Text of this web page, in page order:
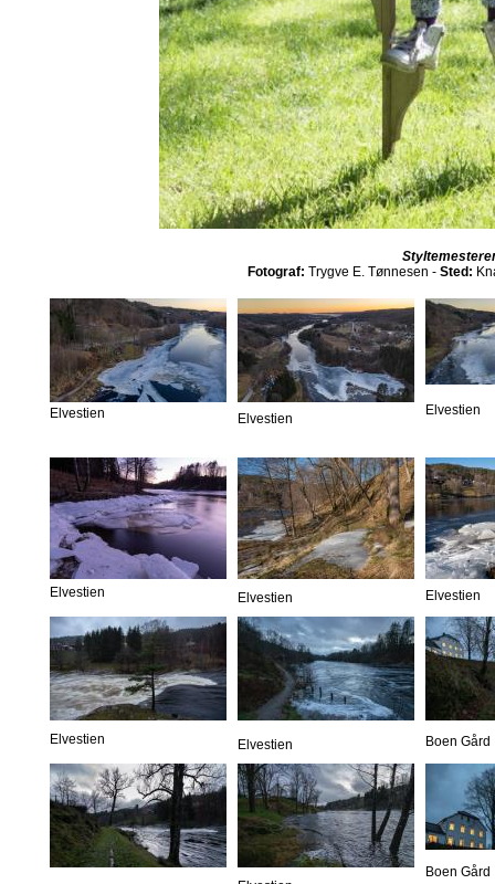
Fotograf: Trygve E. Tønnesen - Sted:
Elvestien Elvestien
Elvestien
Elvestien Elvestien Elvestien
Elvestien Elvestien Boen Gård
Boen Gård